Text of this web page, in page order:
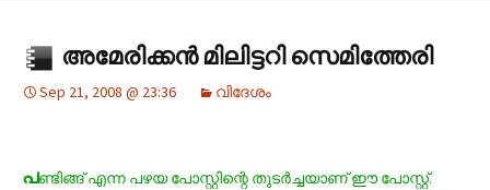
അമേരിക്കന്‍ മിലിട്ടറി സെമിത്തേരി
Sep 21, 2008 @ 23:36 വിദേശം
പണ്ടിങ്ങ്എന്ന പഴയ പോസ്റ്റിന്റെ തുടര്‍ച്ചയാണ് ഈ പോസ്റ്റ്.